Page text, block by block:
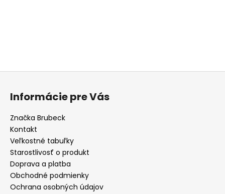
Z
Informácie pre Vás
Značka Brubeck
Kontakt
Veľkostné tabuľky
Starostlivosť o produkt
Doprava a platba
Obchodné podmienky
Ochrana osobných údajov